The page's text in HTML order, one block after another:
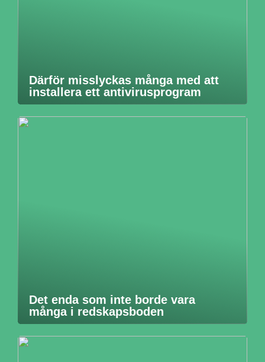
Därför misslyckas många med att
installera ett antivirusprogram
Det enda som inte borde vara
många i redskapsboden